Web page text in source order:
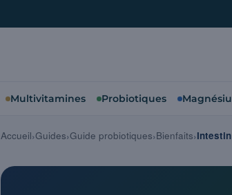
Multivitamines Probiotiques
Accueil Guides Guide probiotiques Bienfaits